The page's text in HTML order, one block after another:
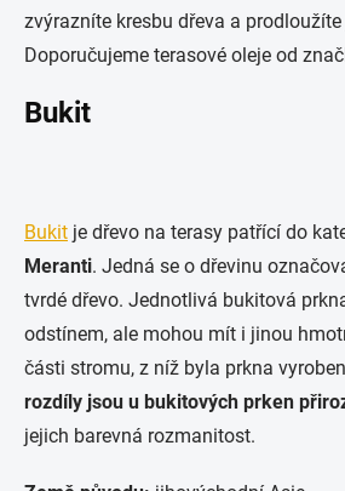
zvýrazníte kresbu dřeva a
Doporučujeme terasové oleje od
Bukit
Bukit je dřevo na terasy patřící do
Meranti. Jedná se o dřevinu
tvrdé dřevo. Jednotlivá bukitová
odstínem, ale mohou mít i jinou
části stromu, z níž byla prkna
rozdíly jsou u bukitových prken
jejich barevná rozmanitost.